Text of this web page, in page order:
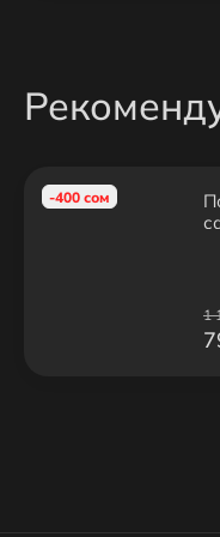
-400 сом
1